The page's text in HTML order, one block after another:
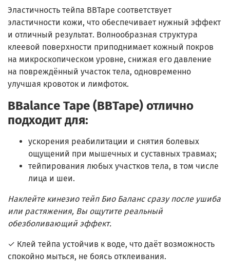
Эластичность тейпа BBTape соответствует
эластичности кожи, что обеспечивает нужный эффект
и отличный результат. Волнообразная структура
клеевой поверхности приподнимает кожный покров
на микроскопическом уровне, снижая его давление
на повреждённый участок тела, одновременно
улучшая кровоток и лимфоток.
BBalance Tape (BBTape) отлично
подходит для:
ускорения реабилитации и снятия болевых
ощущений при мышечных и суставных травмах;
тейпирования любых участков тела, в том числе
лица и шеи.
Наклейте кинезио тейп Био Баланс сразу после ушиба
или растяжения, Вы ощутите реальный
обезболивающий эффект.
✓ Клей тейпа устойчив к воде, что даёт возможность
спокойно мыться, не боясь отклеивания.